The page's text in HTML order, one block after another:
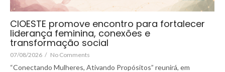
CIOESTE promove encontro para fortalecer
liderança feminina, conexões e
transformação social
07/08/2026 / No Comments
“Conectando Mulheres, Ativando Propósitos” reunirá, em